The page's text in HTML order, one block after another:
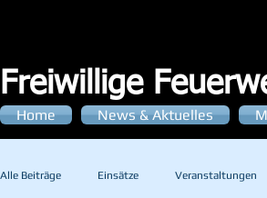
Freiwillige
Home News & Aktuelles
Alle Beiträge Einsätze Veranstaltungen